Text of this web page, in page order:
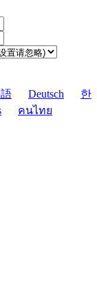
Deutsch
한
คนไทย